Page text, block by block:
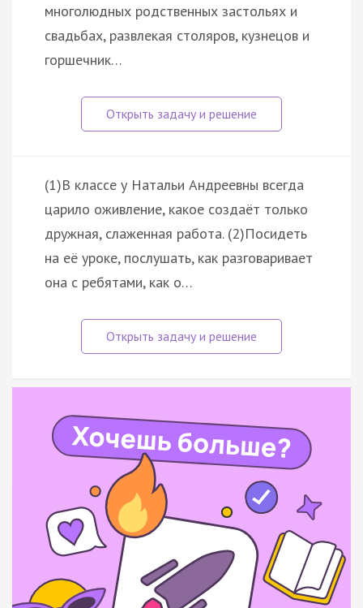
многолюдных родственных застольях и
свадьбах, развлекая столяров, кузнецов и
горшечник…
(1)В классе у Натальи Андреевны всегда
царило оживление, какое создаёт только
дружная, слаженная работа. (2)Посидеть
на её уроке, послушать, как разговаривает
она с ребятами, как о…